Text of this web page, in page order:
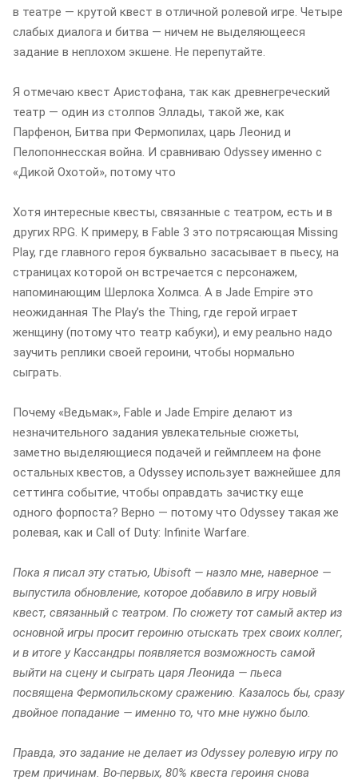
в театре — крутой квест в отличной ролевой игре. Четыре
слабых диалога и битва — ничем не выделяющееся
задание в неплохом экшене. Не перепутайте.
Я отмечаю квест Аристофана, так как древнегреческий
театр — один из столпов Эллады, такой же, как
Парфенон, Битва при Фермопилах, царь Леонид и
Пелопоннесская война. И сравниваю Odyssey именно с
«Дикой Охотой», потому что
Хотя интересные квесты, связанные с театром, есть и в
других RPG. К примеру, в Fable 3 это потрясающая Missing
Play, где главного героя буквально засасывает в пьесу, на
страницах которой он встречается с персонажем,
напоминающим Шерлока Холмса. А в Jade Empire это
неожиданная The Playʼs the Thing, где герой играет
женщину (потому что театр кабуки), и ему реально надо
заучить реплики своей героини, чтобы нормально
сыграть.
Почему «Ведьмак», Fable и Jade Empire делают из
незначительного задания увлекательные сюжеты,
заметно выделяющиеся подачей и геймплеем на фоне
остальных квестов, а Odyssey использует важнейшее для
сеттинга событие, чтобы оправдать зачистку еще
одного форпоста? Верно — потому что Odyssey такая же
ролевая, как и Call of Duty: Infinite Warfare.
Пока я писал эту статью, Ubisoft — назло мне, наверное —
выпустила обновление, которое добавило в игру новый
квест, связанный с театром. По сюжету тот самый актер из
основной игры просит героиню отыскать трех своих коллег,
и в итоге у Кассандры появляется возможность самой
выйти на сцену и сыграть царя Леонида — пьеса
посвящена Фермопильскому сражению. Казалось бы, сразу
двойное попадание — именно то, что мне нужно было.
Правда, это задание не делает из Odyssey ролевую игру по
трем причинам. Во-первых, 80% квеста героиня снова